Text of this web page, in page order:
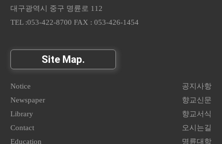
대구광역시 중구 명륜로 112
TEL :053-422-8700 FAX : 053-426-1454
Site Map.
Notice
공지사항
Newspaper
향교신문
Library
향교서식
Contact
오시는길
Education
명륜대학